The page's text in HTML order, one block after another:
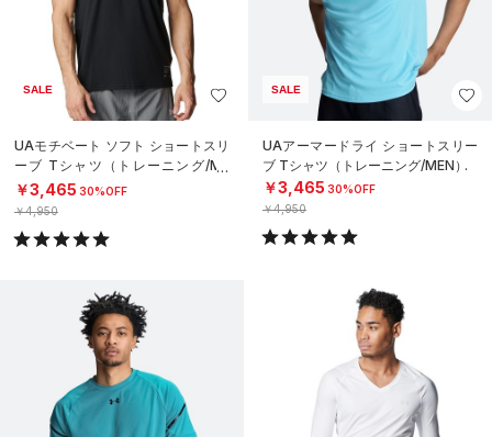
SALE
UAモチベート ソフト ショートスリ
ーブ Tシャツ（トレーニング/ME
N）
￥3,465 30%OFF
￥4,950
SALE
UAアーマードライ ショートスリー
ブ Tシャツ（トレーニング/MEN）
￥3,465 30%OFF
￥4,950